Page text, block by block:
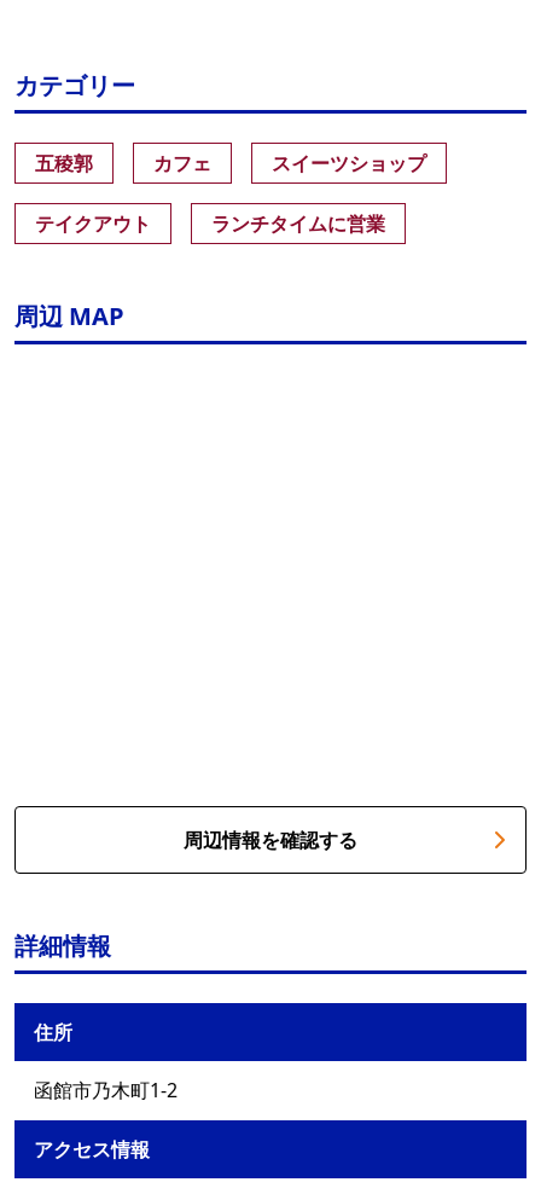
カテゴリー
五稜郭 カフェ スイーツショップ
テイクアウト ランチタイムに営業
周辺 MAP
周辺情報を確認する
詳細情報
住所
函館市乃木町1-2
アクセス情報